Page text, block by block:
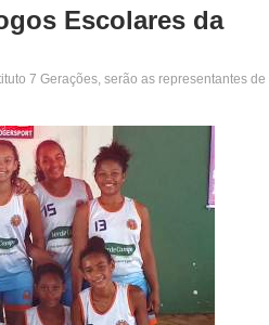
Escolares da
7 Gerações, serão as representantes de